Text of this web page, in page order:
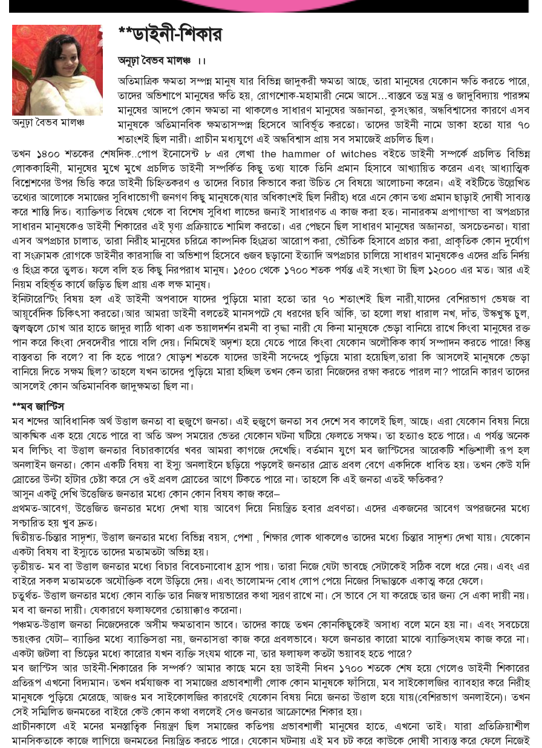
অনুঢ়া বৈভব মালঞ্চ
**ডাইনী-শিকার
অনূঢ়া বৈভব মালঞ্চ ।।
অতিমাত্রিক ক্ষমতা সম্পন্ন মানুষ যার বিভিন্ন জাদুকরী ক্ষমতা আছে, তারা মানুষের যেকোন ক্ষতি করতে পারে,
তাদের অভিশাপে মানুষের ক্ষতি হয়, রোগশোক-মহামারী নেমে আসে…বাস্তবে তন্ত্র মন্ত্র ও জাদুবিদ্যায় পারঙ্গম
মানুষের আদপে কোন ক্ষমতা না থাকলেও সাধারণ মানুষের অজ্ঞানতা, কুসংস্কার, অন্ধবিশ্বাসের কারণে এসব
মানুষকে অতিমানবিক ক্ষমতাসম্পন্ন হিসেবে আবির্ভূত করতো। তাদের ডাইনী নামে ডাকা হতো যার ৭০
শতাংশই ছিল নারী। প্রাচীন মধ্যযুগে এই অন্ধবিশ্বাস প্রায় সব সমাজেই প্রচলিত ছিল।
তখন ১৪০০ শতকের শেষদিক..পোপ ইনোসেন্ট ৮ এর লেখা the hammer of witches বইতে ডাইনী সম্পর্কে প্রচলিত বিভিন্ন
লোককাহিনী, মানুষের মুখে মুখে প্রচলিত ডাইনী সম্পর্কিত কিছু তথ্য যাকে তিনি প্রমান হিসাবে আখ্যায়িত করেন এবং আধ্যাত্মিক
বিশ্লেশণের উপর ভিত্তি করে ডাইনী চিহ্নিতকরণ ও তাদের বিচার কিভাবে করা উচিত সে বিষয়ে আলোচনা করেন। এই বইটিতে উল্লেখিত
তথ্যের আলোকে সমাজের সুবিধাভোগী জনগণ কিছু মানুষকে(যার অধিকাংশই ছিল নিরীহ) ধরে এনে কোন তথ্য প্রমান ছাড়াই দোষী সাব্যস্ত
করে শাস্তি দিত। ব্যাক্তিগত বিদ্বেষ থেকে বা বিশেষ সুবিধা লাভের জন্যই সাধারণত এ কাজ করা হত। নানারকম প্রপাগান্ডা বা অপপ্রচার
সাধারন মানুষকেও ডাইনী শিকারের এই ঘৃণ্য প্রক্রিয়াতে শামিল করতো। এর পেছনে ছিল সাধারণ মানুষের অজ্ঞানতা, অসচেতনতা। যারা
এসব অপপ্রচার চালাত, তারা নিরীহ মানুষের চরিত্রে কাল্পনিক হিংস্রতা আরোপ করা, ভৌতিক হিসাবে প্রচার করা, প্রাকৃতিক কোন দুর্যোগ
বা সংক্রামক রোগকে ডাইনীর কারসাজি বা অভিশাপ হিসেবে গুজব ছড়ানো ইত্যাদি অপপ্রচার চালিয়ে সাধারণ মানুষকেও এদের প্রতি নির্দয়
ও হিংস্র করে তুলত। ফলে বলি হত কিছু নিরপরাধ মানুষ। ১৫০০ থেকে ১৭০০ শতক পর্যন্ত এই সংখ্যা টা ছিল ১২০০০ এর মত। আর এই
নিয়ম বহির্ভূত কার্যে জড়িত ছিল প্রায় এক লক্ষ মানুষ।
ইনিটারেস্টিং বিষয় হল এই ডাইনী অপবাদে যাদের পুড়িয়ে মারা হতো তার ৭০ শতাংশই ছিল নারী,যাদের বেশিরভাগ ভেষজ বা
আয়ূর্বেদিক চিকিৎসা করতো।আর আমরা ডাইনী বলতেই মানসপটে যে ধরণের ছবি আঁকি, তা হলো লম্বা ধারাল নখ, দাঁত, উস্কখুস্ক চুল,
জ্বলজ্বলে চোখ আর হাতে জাদুর লাঠি থাকা এক ভয়ালদর্শন রমনী বা বৃদ্ধা নারী যে কিনা মানুষকে ভেড়া বানিয়ে রাখে কিংবা মানুষের রক্ত
পান করে কিংবা দেবদেবীর পায়ে বলি দেয়। নিমিষেই অদৃশ্য হয়ে যেতে পারে কিংবা যেকোন অলৌকিক কার্য সম্পাদন করতে পারে! কিন্তু
বাস্তবতা কি বলে? বা কি হতে পারে? ষোড়শ শতকে যাদের ডাইনী সন্দেহে পুড়িয়ে মারা হয়েছিল,তারা কি আসলেই মানুষকে ভেড়া
বানিয়ে দিতে সক্ষম ছিল? তাহলে যখন তাদের পুড়িয়ে মারা হচ্ছিল তখন কেন তারা নিজেদের রক্ষা করতে পারল না? পারেনি কারণ তাদের
আসলেই কোন অতিমানবিক জাদুক্ষমতা ছিল না।
**মব জাস্টিস
মব শব্দের আবিধানিক অর্থ উত্তাল জনতা বা হুজুগে জনতা। এই হুজুগে জনতা সব দেশে সব কালেই ছিল, আছে। এরা যেকোন বিষয় নিয়ে
আকষ্মিক এক হয়ে যেতে পারে বা অতি অল্প সময়ের ভেতর যেকোন ঘটনা ঘটিয়ে ফেলতে সক্ষম। তা হত্যাও হতে পারে। এ পর্যন্ত অনেক
মব লিণ্চিং বা উত্তাল জনতার বিচারকার্যের খবর আমরা কাগজে দেখেছি। বর্তমান যুগে মব জাস্টিসের আরেকটি শক্তিশালী রূপ হল
অনলাইন জনতা। কোন একটি বিষয় বা ইস্যু অনলাইনে ছড়িয়ে পড়লেই জনতার স্রোত প্রবল বেগে একদিকে ধাবিত হয়। তখন কেউ যদি
স্রোতের উল্টা হাঁটার চেষ্টা করে সে ওই প্রবল স্রোতের আগে টিকতে পারে না। তাহলে কি এই জনতা এতই ক্ষতিকর?
আসুন একটু দেখি উত্তেজিত জনতার মধ্যে কোন কোন বিষয কাজ করে–
প্রথমত-আবেগ, উত্তেজিত জনতার মধ্যে দেখা যায় আবেগ দিয়ে নিয়ন্ত্রিত হবার প্রবণতা। এদের একজনের আবেগ অপরজনের মধ্যে
সণ্চারিত হয় খুব দ্রুত।
দ্বিতীয়ত-চিন্তার সাদৃশ্য, উত্তাল জনতার মধ্যে বিভিন্ন বয়স, পেশা , শিক্ষার লোক থাকলেও তাদের মধ্যে চিন্তার সাদৃশ্য দেখা যায়। যেকোন
একটা বিষয বা ইস্যুতে তাদের মতামতটা অভিন্ন হয়।
তৃতীয়ত- মব বা উত্তাল জনতার মধ্যে বিচার বিবেচনাবোধ হ্রাস পায়। তারা নিজে যেটা ভাবছে সেটাকেই সঠিক বলে ধরে নেয়। এবং এর
বাইরে সকল মতামতকে অযৌক্তিক বলে উড়িয়ে দেয়। এবং ভালোমন্দ বোধ লোপ পেয়ে নিজের সিদ্ধান্তকে একাত্ম করে ফেলে।
চতুর্থত- উত্তাল জনতার মধ্যে কোন ব্যক্তি তার নিজস্ব দায়ভারের কথা স্মরণ রাখে না। সে ভাবে সে যা করেছে তার জন্য সে একা দায়ী নয়।
মব বা জনতা দায়ী। যেকারণে ফলাফলের তোয়াক্কাও করেনা।
পঞ্চমত-উত্তাল জনতা নিজেদেরকে অসীম ক্ষমতাবান ভাবে। তাদের কাছে তখন কোনকিছুকেই অসাধ্য বলে মনে হয় না। এবং সবচেয়ে
ভয়ংকর যেটা– ব্যাক্তির মধ্যে ব্যাক্তিসত্তা নয়, জনতাসত্তা কাজ করে প্রবলভাবে। ফলে জনতার কারো মাঝে ব্যাক্তিসংযম কাজ করে না।
একটা জটলা বা ভিড়ের মধ্যে কারোর যখন ব্যক্তি সংযম থাকে না, তার ফলাফল কতটা ভয়াবহ হতে পারে?
মব জাস্টিস আর ডাইনী-শিকারের কি সম্পর্ক? আমার কাছে মনে হয় ডাইনী নিধন ১৭০০ শতকে শেষ হয়ে গেলেও ডাইনী শিকারের
প্রতিরূপ এখনো বিদ্যমান। তখন ধর্মযাজক বা সমাজের প্রভাবশালী লোক কোন মানুষকে ফাঁসিয়ে, মব সাইকোলজির ব্যাবহার করে নিরীহ
মানুষকে পুড়িয়ে মেরেছে, আজও মব সাইকোলজির কারণেই যেকোন বিষয় নিয়ে জনতা উত্তাল হয়ে যায়(বেশিরভাগ অনলাইনে)। তখন
সেই সম্মিলিত জনমতের বাইরে কেউ কোন কথা বললেই সেও জনতার আক্রোশের শিকার হয়।
প্রাচীনকালে এই মনের মনস্তাত্বিক নিয়ন্ত্রণ ছিল সমাজের কতিপয় প্রভাবশালী মানুষের হাতে, এখনো তাই। যারা প্রতিক্রিয়াশীল
মানসিকতাকে কাজে লাগিয়ে জনমতের নিয়ন্ত্রিত করতে পারে। যেকোন ঘটনায় এই মব চট করে কাউকে দোষী সাব্যস্ত করে ফেলে নিজেই